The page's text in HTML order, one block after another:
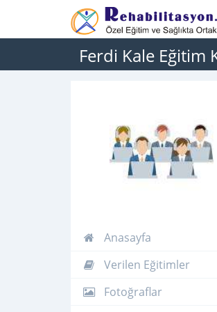
Ferdi Kale Eğitim
Anasayfa
Verilen Eğitimler
Fotoğraflar